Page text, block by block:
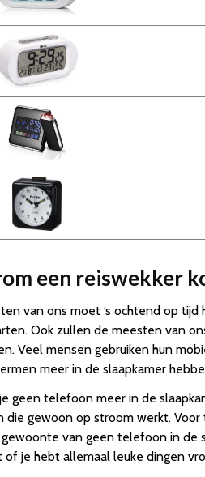
een reiswekker
van ons moet ‘s ochtend op
Ook zullen de meesten van
Veel mensen gebruiken hun
meer in de slaapkamer
geen telefoon meer in de
die gewoon op stroom werkt.
van geen telefoon in de
of je hebt allemaal leuke dingen